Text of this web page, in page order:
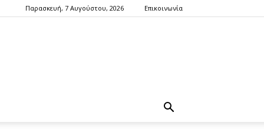
Παρασκευή, 7 Αυγούστου, 2026 Επικοινωνία